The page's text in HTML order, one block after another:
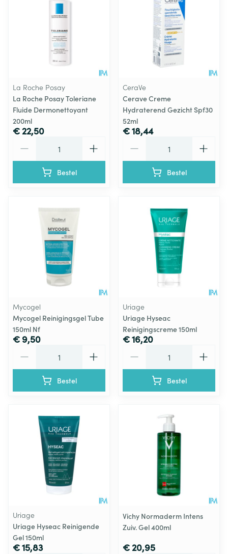
La Roche Posay
La Roche Posay Toleriane
Fluide Dermonettoyant
200ml
€ 22,50
Bestel
CeraVe
Cerave Creme
Hydraterend Gezicht Spf30
52ml
€ 18,44
Bestel
Mycogel
Mycogel Reinigingsgel Tube
150ml Nf
€ 9,50
Bestel
Uriage
Uriage Hyseac
Reinigingscreme 150ml
€ 16,20
Bestel
Uriage
Uriage Hyseac Reinigende
Gel 150ml
€ 15,83
Vichy Normaderm Intens
Zuiv. Gel 400ml
€ 20,95